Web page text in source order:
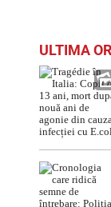
ULTIMA